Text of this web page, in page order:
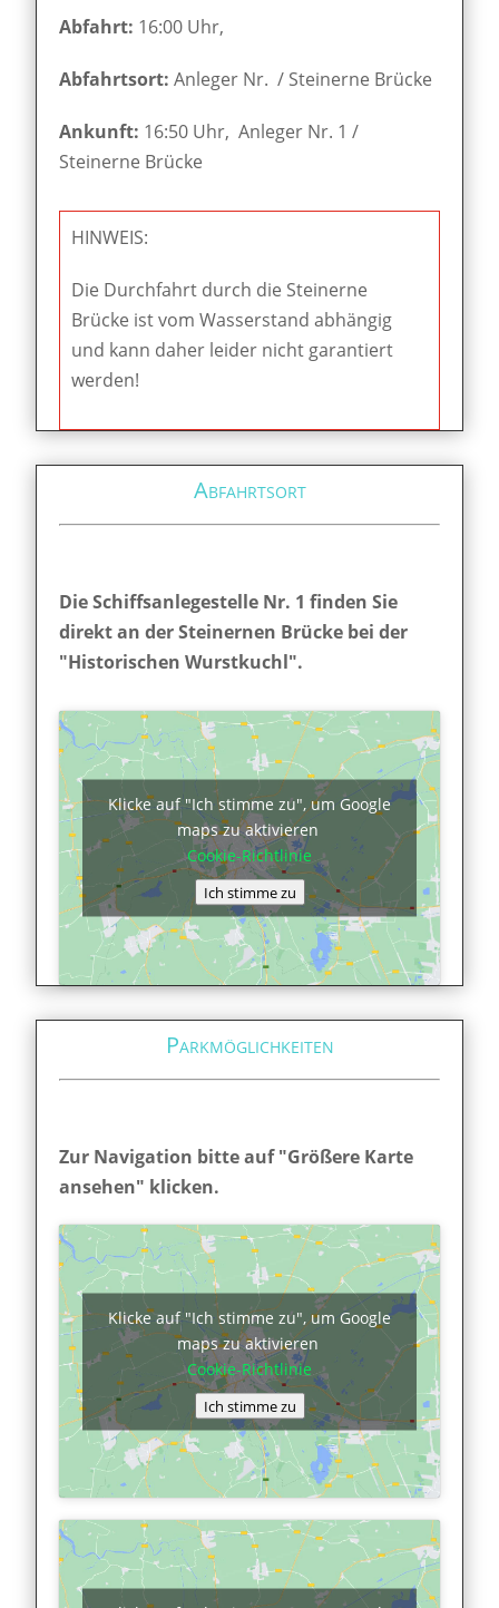
Abfahrt: 16:00 Uhr,
Abfahrtsort:Anleger Nr. / Steinerne Brücke
Ankunft: 16:50 Uhr, Anleger Nr. 1 /
Steinerne Brücke
HINWEIS:
Die Durchfahrt durch die Steinerne
Brücke ist vom Wasserstand abhängig
und kann daher leider nicht garantiert
werden!
Abfahrtsort
Die Schiffsanlegestelle Nr. 1 finden Sie
direkt an der Steinernen Brücke bei der
"Historischen Wurstkuchl".
Klicke auf "Ich stimme zu", um Google
maps zu aktivieren
Cookie-Richtlinie
Ich stimme zu
Parkmöglichkeiten
Zur Navigation bitte auf "Größere Karte
ansehen" klicken.
Klicke auf "Ich stimme zu", um Google
maps zu aktivieren
Cookie-Richtlinie
Ich stimme zu